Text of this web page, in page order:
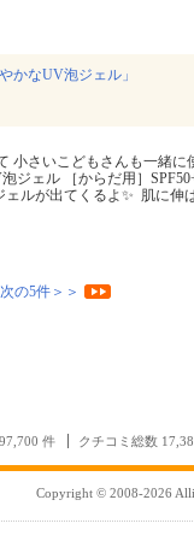
なUV泡ジェル」
小さいこどもさんも一緒に
ジェル ［からだ用］
ルが出てくるよ✨ ⁡ 肌に伸
次の5件＞＞
件 クチコミ総数
Copyright © 2008-2026